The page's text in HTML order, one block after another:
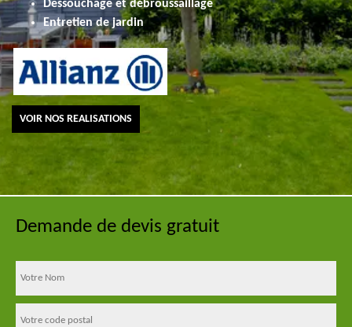
Dessouchage et débroussaillage
Entretien de jardin
VOIR NOS REALISATIONS
Demande de devis gratuit